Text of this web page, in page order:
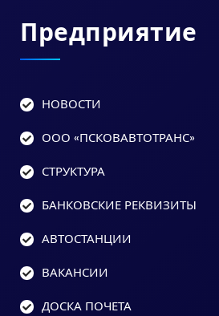
Предприятие
НОВОСТИ
ООО «ПСКОВАВТОТРАНС»
СТРУКТУРА
БАНКОВСКИЕ РЕКВИЗИТЫ
АВТОСТАНЦИИ
ВАКАНСИИ
ДОСКА ПОЧЕТА